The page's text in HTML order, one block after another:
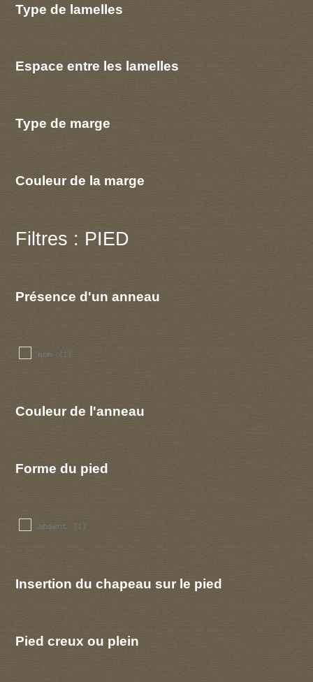
Type de lamelles
Espace entre les lamelles
Type de marge
Couleur de la marge
Filtres : PIED
Présence d'un anneau
non (1)
Couleur de l'anneau
Forme du pied
absent (1)
Insertion du chapeau sur le pied
Pied creux ou plein